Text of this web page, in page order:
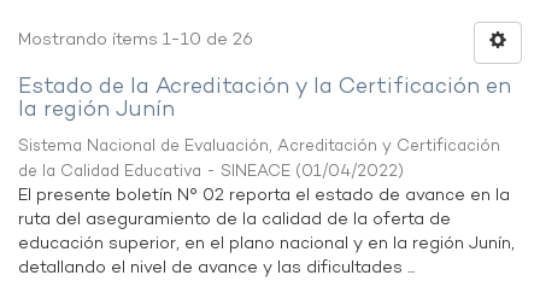
Mostrando ítems 1-10 de 26
Estado de la Acreditación y la Certificación en
la región Junín
Sistema Nacional de Evaluación, Acreditación y Certificación
de la Calidad Educativa - SINEACE (01/04/2022)
El presente boletín N° 02 reporta el estado de avance en la
ruta del aseguramiento de la calidad de la oferta de
educación superior, en el plano nacional y en la región Junín,
detallando el nivel de avance y las dificultades ...